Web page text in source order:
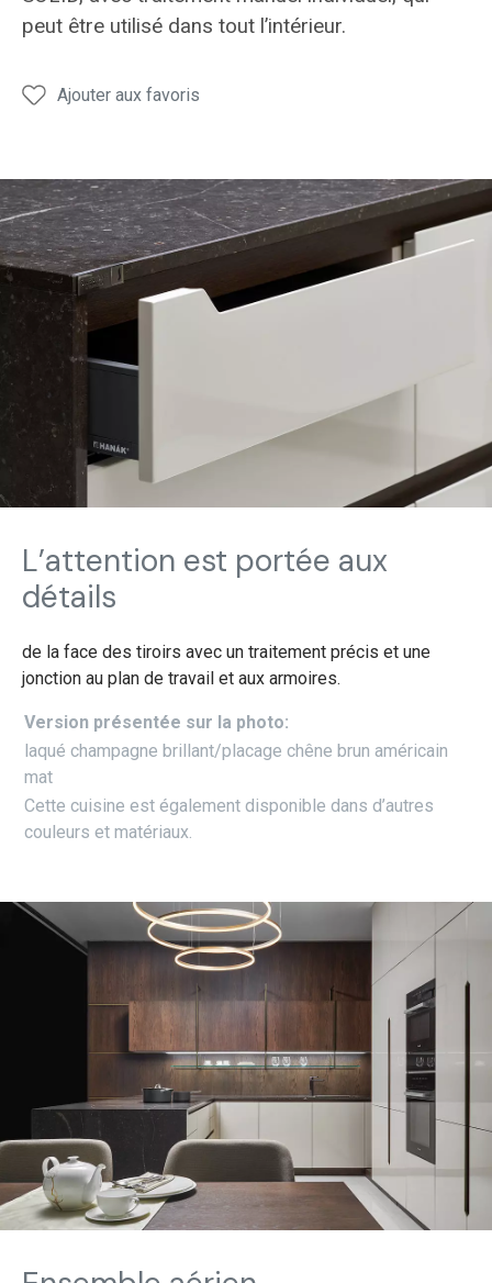
peut être utilisé dans tout l’intérieur.
Ajouter aux favoris
L’attention est portée aux
détails
de la face des tiroirs avec un traitement précis et une
jonction au plan de travail et aux armoires.
Version présentée sur la photo:
laqué champagne brillant/placage chêne brun américain
mat
Cette cuisine est également disponible dans d’autres
couleurs et matériaux.